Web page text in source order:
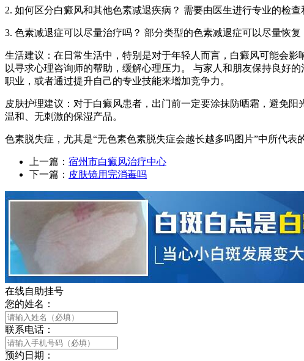
2. 如何区分白癜风和其他色素减退疾病？ 需要由医生进行专业的检
3. 色素减退症可以尽量治疗吗？ 部分类型的色素减退症可以尽量恢
生活建议：在日常生活中，特别是对于年轻人而言，白癜风可能会
以寻求心理咨询师的帮助，缓解心理压力。 与家人和朋友保持良好
职业，或者通过提升自己的专业技能来增加竞争力。
皮肤护理建议：对于白癜风患者，出门前一定要涂抹防晒霜，避免
温和、无刺激的保湿产品。
色素脱失症，尤其是“无色素色素脱失症会越长越多吗图片”中所代
上一篇： 宿州市白癜风治疗中心
下一篇： 皮肤镜用完消毒吗
在线自助挂号
您的姓名：
联系电话：
预约日期：